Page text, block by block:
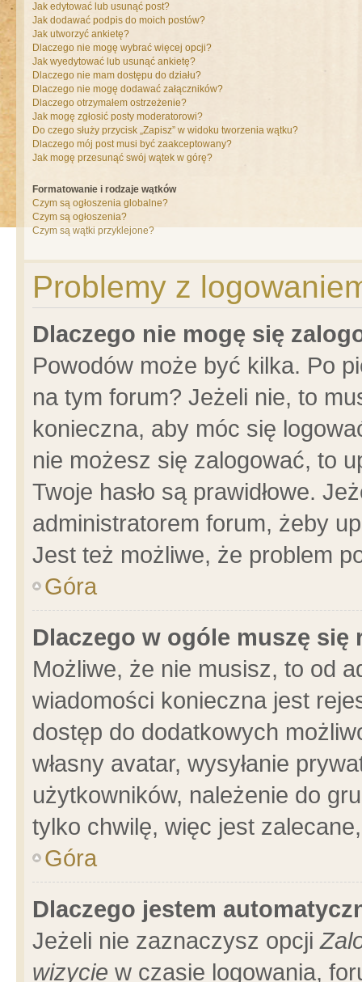
Jak edytować lub usunąć post?
Jak dodawać podpis do moich postów?
Jak utworzyć ankietę?
Dlaczego nie mogę wybrać więcej opcji?
Jak wyedytować lub usunąć ankietę?
Dlaczego nie mam dostępu do działu?
Dlaczego nie mogę dodawać załączników?
Dlaczego otrzymałem ostrzeżenie?
Jak mogę zgłosić posty moderatorowi?
Do czego służy przycisk „Zapisz” w widoku tworzenia wątku?
Dlaczego mój post musi być zaakceptowany?
Jak mogę przesunąć swój wątek w górę?
Formatowanie i rodzaje wątków
Czym są ogłoszenia globalne?
Czym są ogłoszenia?
Czym są wątki przyklejone?
Problemy z
Dlaczego nie mogę się
Powodów może być kilka. Po
na tym forum? Jeżeli nie, to
konieczna, aby móc się
nie możesz się zalogować, to
Twoje hasło są prawidłowe.
administratorem forum, żeby
Jest też możliwe, że problem
Góra
Dlaczego w ogóle muszę się
Możliwe, że nie musisz, to od
wiadomości konieczna jest
dostęp do dodatkowych
własny avatar, wysyłanie
użytkowników, należenie do
tylko chwilę, więc jest
Góra
Dlaczego jestem
Jeżeli nie zaznaczysz opcji
wizycie w czasie logowania,